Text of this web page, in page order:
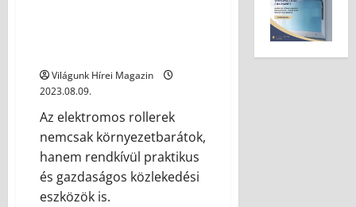
Világunk Hírei Magazin
2023.08.09.
Az elektromos rollerek
nemcsak környezetbarátok,
hanem rendkívül praktikus
és gazdaságos közlekedési
eszközök is.